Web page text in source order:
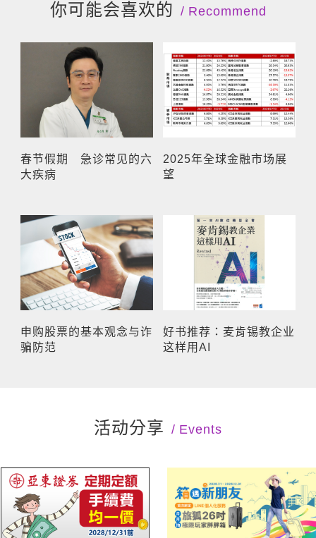
你可能会喜欢的 Recommend
春节假期 急诊常见的六
大疾病
2025年全球金融市场展
望
申购股票的基本观念与诈
骗防范
好书推荐：麦肯锡教企业
这样用AI
活动分享 Events